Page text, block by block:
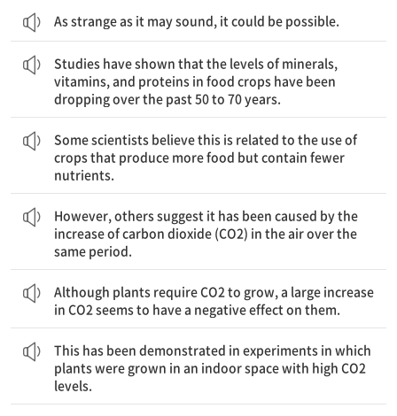
As strange as it may sound, it could be possible.
Studies have shown that the levels of minerals,
vitamins, and proteins in food crops have been
dropping over the past 50 to 70 years.
Some scientists believe this is related to the use of
crops that produce more food but contain fewer
nutrients.
However, others suggest it has been caused by the
increase of carbon dioxide (CO2) in the air over the
same period.
Although plants require CO2 to grow, a large increase
in CO2 seems to have a negative effect on them.
This has been demonstrated in experiments in which
plants were grown in an indoor space with high CO2
levels.